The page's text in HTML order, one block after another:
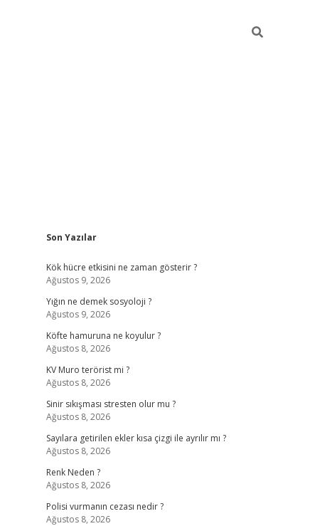
Sidebar
Son Yazılar
Kök hücre etkisini ne zaman gösterir ?
Ağustos 9, 2026
Yığın ne demek sosyoloji ?
Ağustos 9, 2026
Köfte hamuruna ne koyulur ?
Ağustos 8, 2026
KV Muro terörist mi ?
Ağustos 8, 2026
Sinir sıkışması stresten olur mu ?
Ağustos 8, 2026
Sayılara getirilen ekler kısa çizgi ile ayrılır mı ?
Ağustos 8, 2026
Renk Neden ?
Ağustos 8, 2026
Polisi vurmanın cezası nedir ?
Ağustos 8, 2026